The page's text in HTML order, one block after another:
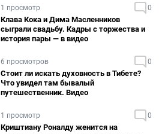
1 просмотр 0
Клава Кока и Дима Масленников
сыграли свадьбу. Кадры с торжества и
история пары — в видео
6 просмотров 0
Стоит ли искать духовность в Тибете?
Что увидел там бывалый
путешественник. Видео
1 просмотр 0
Криштиану Роналду женится на